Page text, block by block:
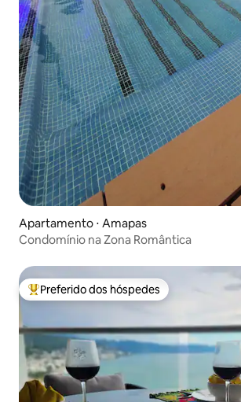
Apartamento ⋅ Amapas
Condomínio na Zona Romântica
Entre os melhores preferidos dos hóspedes
Preferido dos hóspedes